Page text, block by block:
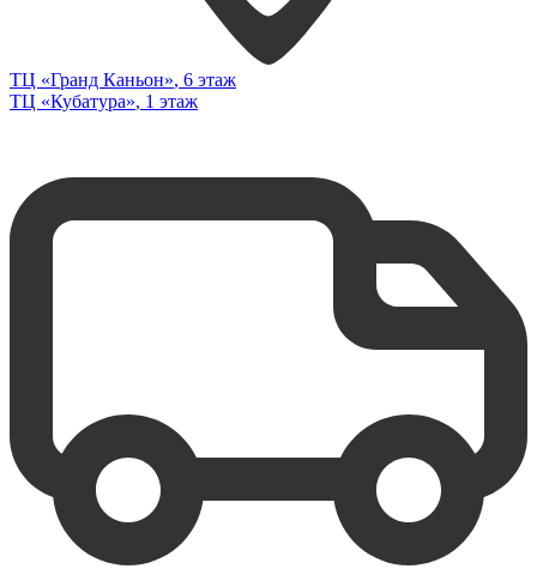
ТЦ «Гранд Каньон», 6 этаж
ТЦ «Кубатура», 1 этаж